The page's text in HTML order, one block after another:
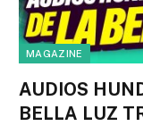
MAGAZINE
AUDIOS
BELLA LUZ